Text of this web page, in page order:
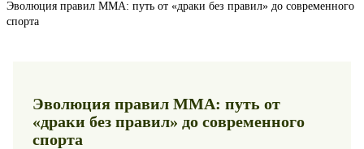
Эволюция правил ММА: путь от «драки без правил» до современного
спорта
Эволюция правил ММА: путь от
«драки без правил» до современного
спорта